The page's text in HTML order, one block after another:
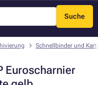
Suche
Menü
Schnellbinder und
Euroscharnier